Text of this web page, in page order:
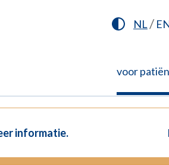
NL/
voor
informatie.